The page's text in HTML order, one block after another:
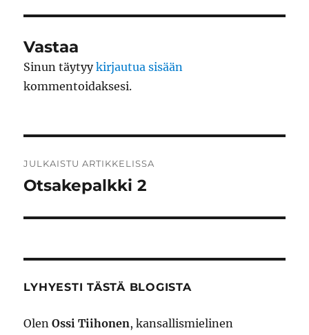
Vastaa
Sinun täytyykirjautua sisään
kommentoidaksesi.
selaus
JULKAISTU ARTIKKELISSA
Otsakepalkki 2
LYHYESTI TÄSTÄ BLOGISTA
OlenOssi Tiihonen, kansallismielinen